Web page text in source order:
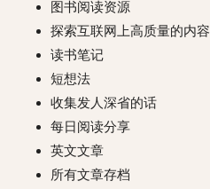
图书阅读资源
探索互联网上高质量的内容
读书笔记
短想法
收集发人深省的话
每日阅读分享
英文文章
所有文章存档